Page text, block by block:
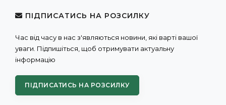
ПІДПИСАТИСЬ НА РОЗСИЛКУ
Час від часу в нас з'являються новини, які варті вашої
уваги. Підпишіться, щоб отримувати актуальну
інформацію
ПІДПИСАТИСЬ НА РОЗСИЛКУ